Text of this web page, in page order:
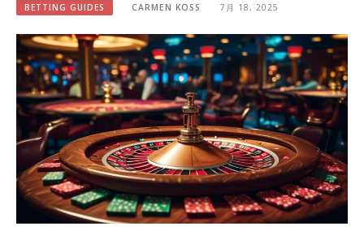
BETTING GUIDES CARMEN KOSS 7月 18, 2025